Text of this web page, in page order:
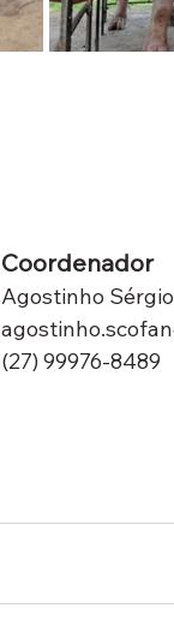
Coordenador
Agostinho
(27) 99976-8489